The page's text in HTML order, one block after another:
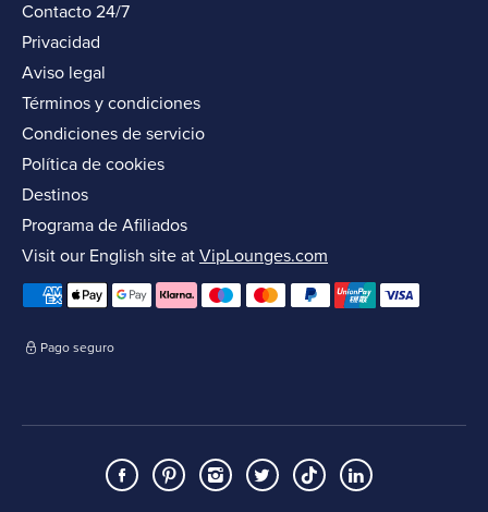
Contacto 24/7
Privacidad
Aviso legal
Términos y condiciones
Condiciones de servicio
Política de cookies
Destinos
Programa de Afiliados
Visit our English site at VipLounges.com
Pago seguro